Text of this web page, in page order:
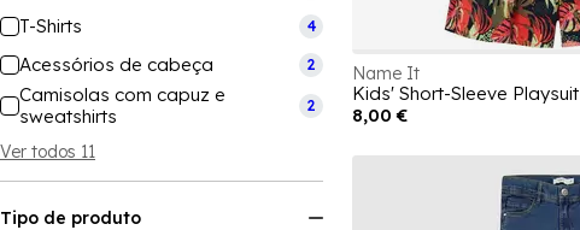
T-Shirts 4
Acessórios de cabeça 2
Camisolas com capuz e
sweatshirts
2
Ver todos 11
Tipo de produto
Name It
Kids' Short-Sleeve Playsuit
8,00 €